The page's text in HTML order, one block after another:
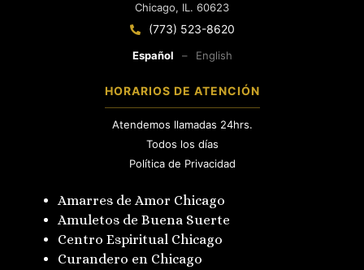
Chicago, IL. 60623
(773) 523-8620
Español – English
HORARIOS DE ATENCIÓN
Atendemos llamadas 24hrs.
Todos los días
Política de Privacidad
Amarres de Amor Chicago
Amuletos de Buena Suerte
Centro Espiritual Chicago
Curandero en Chicago